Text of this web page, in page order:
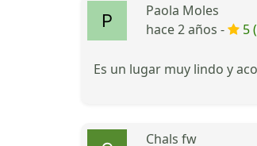
Paola Moles
hace 2 años -
5
Es un lugar muy lindo y
Chals fw